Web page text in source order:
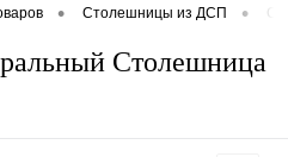
• Столешницы из ДСП •
Столешница